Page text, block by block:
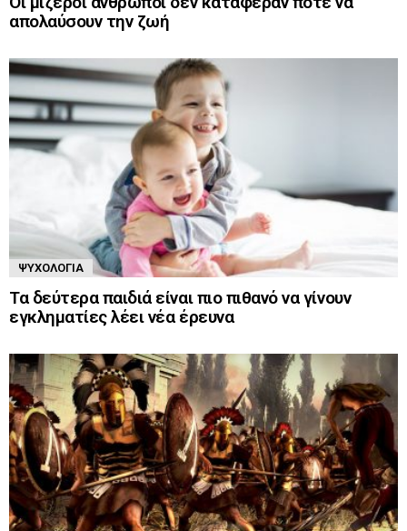
απολαύσουν την ζωή
ΨΥΧΟΛΟΓΊΑ
Τα δεύτερα παιδιά είναι πιο πιθανό να γίνουν
εγκληματίες λέει νέα έρευνα